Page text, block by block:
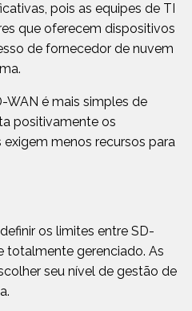
pois as equipes de TI
que oferecem dispositivos
de fornecedor de nuvem
WAN é mais simples de
positivamente os
menos recursos para
os limites entre SD-
totalmente gerenciado. As
seu nível de gestão de